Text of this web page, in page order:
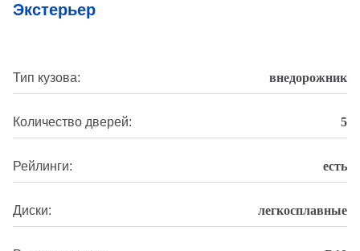
Экстерьер
Тип кузова: внедорожник
Количество дверей: 5
Рейлинги: есть
Диски: легкосплавные